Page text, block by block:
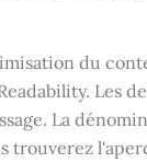
du
Les
La
trouverez